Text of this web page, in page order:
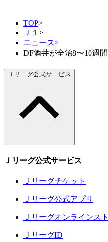
TOP>
Ｊ１ >
ニュース>
DF酒井が全治8〜10週
Ｊリーグ公式サービス
Ｊリーグ公式サービス
Ｊリーグチケット
Ｊリーグ公式アプリ
Ｊリーグオンラインス
ＪリーグID